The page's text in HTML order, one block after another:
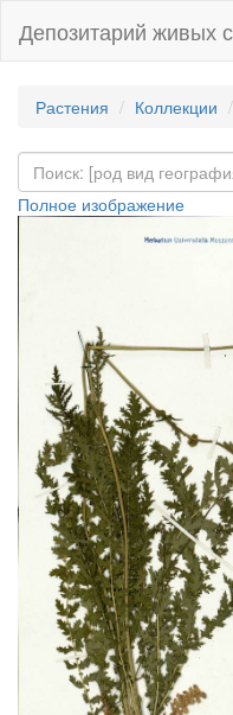
Депозитарий живых
Растения Коллекции
Полное изображение